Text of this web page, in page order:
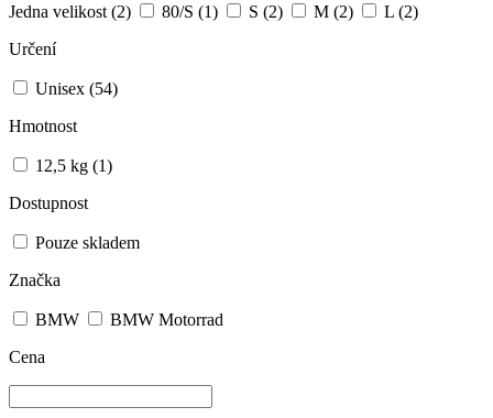
Jedna velikost (2) 80/S (1) S (2) M (2) L (2)
Určení
Unisex (54)
Hmotnost
12,5 kg (1)
Dostupnost
Pouze skladem
Značka
BMW
BMW Motorrad
Cena